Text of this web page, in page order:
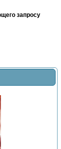
запросу